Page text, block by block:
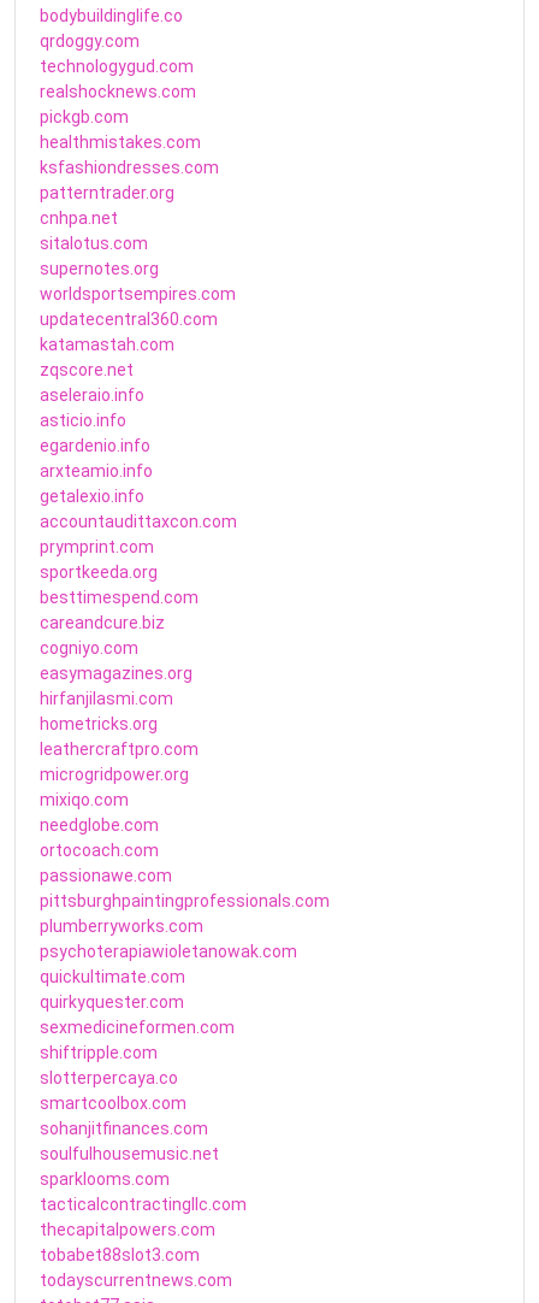
bodybuildinglife.co
qrdoggy.com
technologygud.com
realshocknews.com
pickgb.com
healthmistakes.com
ksfashiondresses.com
patterntrader.org
cnhpa.net
sitalotus.com
supernotes.org
worldsportsempires.com
updatecentral360.com
katamastah.com
zqscore.net
aseleraio.info
asticio.info
egardenio.info
arxteamio.info
getalexio.info
accountaudittaxcon.com
prymprint.com
sportkeeda.org
besttimespend.com
careandcure.biz
cogniyo.com
easymagazines.org
hirfanjilasmi.com
hometricks.org
leathercraftpro.com
microgridpower.org
mixiqo.com
needglobe.com
ortocoach.com
passionawe.com
pittsburghpaintingprofessionals.com
plumberryworks.com
psychoterapiawioletanowak.com
quickultimate.com
quirkyquester.com
sexmedicineformen.com
shiftripple.com
slotterpercaya.co
smartcoolbox.com
sohanjitfinances.com
soulfulhousemusic.net
sparklooms.com
tacticalcontractingllc.com
thecapitalpowers.com
tobabet88slot3.com
todayscurrentnews.com